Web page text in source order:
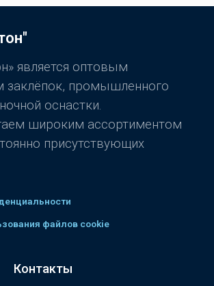
является оптовым
заклёпок, промышленного
оснастки.
широким ассортиментом
присутствующих
файлов cookie
Контакты